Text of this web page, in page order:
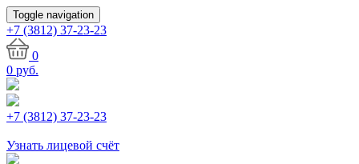
Toggle navigation
+7 (3812) 37-23-23
0
0 руб.
+7 (3812) 37-23-23
Узнать лицевой счёт